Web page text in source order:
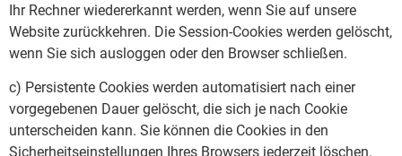
Ihr Rechner wiedererkannt werden, wenn Sie auf unsere
Website zurückkehren. Die Session-Cookies werden gelöscht,
wenn Sie sich ausloggen oder den Browser schließen.
c) Persistente Cookies werden automatisiert nach einer
vorgegebenen Dauer gelöscht, die sich je nach Cookie
unterscheiden kann. Sie können die Cookies in den
Sicherheitseinstellungen Ihres Browsers jederzeit löschen.